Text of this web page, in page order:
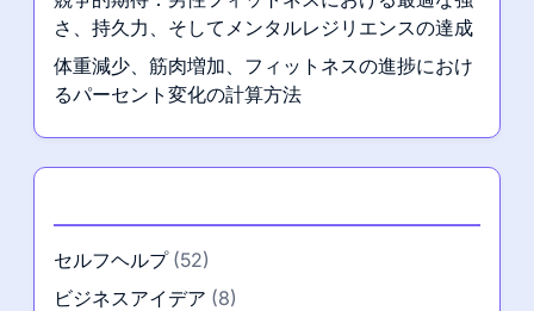
さ、持久力、そしてメンタルレジリエンスの達成
体重減少、筋肉増加、フィットネスの進捗におけ
るパーセント変化の計算方法
セルフヘルプ(52)
ビジネスアイデア (8)